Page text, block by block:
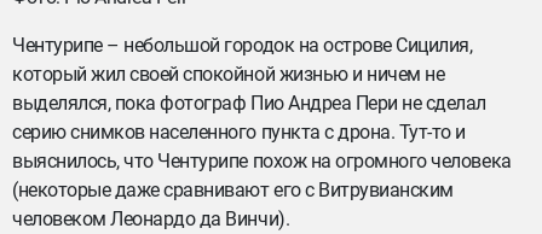
Чентурипе – небольшой городок на острове Сицилия,
который жил своей спокойной жизнью и ничем не
выделялся, пока фотограф Пио Андреа Пери не сделал
серию снимков населенного пункта с дрона. Тут-то и
выяснилось, что Чентурипе похож на огромного человека
(некоторые даже сравнивают его с Витрувианским
человеком Леонардо да Винчи).